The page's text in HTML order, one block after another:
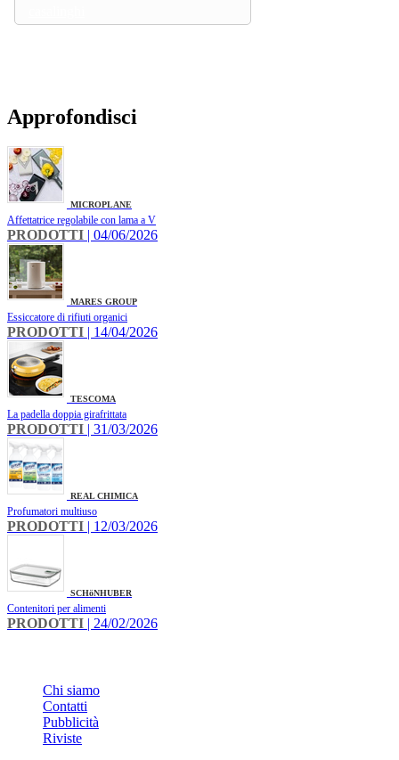
Approfondisci
MICROPLANE
Affettatrice regolabile con lama a V
PRODOTTI | 04/06/2026
MARES GROUP
Essiccatore di rifiuti organici
PRODOTTI | 14/04/2026
TESCOMA
La padella doppia girafrittata
PRODOTTI | 31/03/2026
REAL CHIMICA
Profumatori multiuso
PRODOTTI | 12/03/2026
SCHöNHUBER
Contenitori per alimenti
PRODOTTI | 24/02/2026
Chi siamo
Contatti
Pubblicità
Riviste